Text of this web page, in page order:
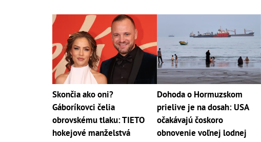
Skončia ako oni?
Gáboríkovci čelia
obrovskému tlaku: TIETO
hokejové manželstvá
Dohoda o Hormuzskom
prielive je na dosah: USA
očakávajú čoskoro
obnovenie voľnej lodnej